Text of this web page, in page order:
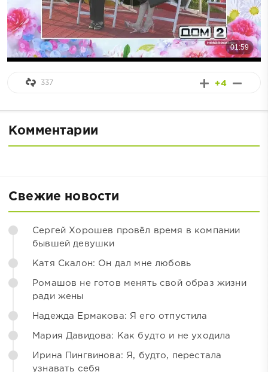
+4
337
Комментарии
Свежие новости
Сергей Хорошев провёл время в компании
бывшей девушки
Катя Скалон: Он дал мне любовь
Ромашов не готов менять свой образ жизни
ради жены
Надежда Ермакова: Я его отпустила
Мария Давидова: Как будто и не уходила
Ирина Пингвинова: Я, будто, перестала
узнавать себя